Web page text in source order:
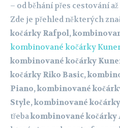
– od běhání přes cestování
Zde je přehled některých
kočárky Rafpol,
kombinované kočárky
kombinované kočárky
kočárky Riko Basic,
Piano, kombinované
Style, kombinované
třebakombinované